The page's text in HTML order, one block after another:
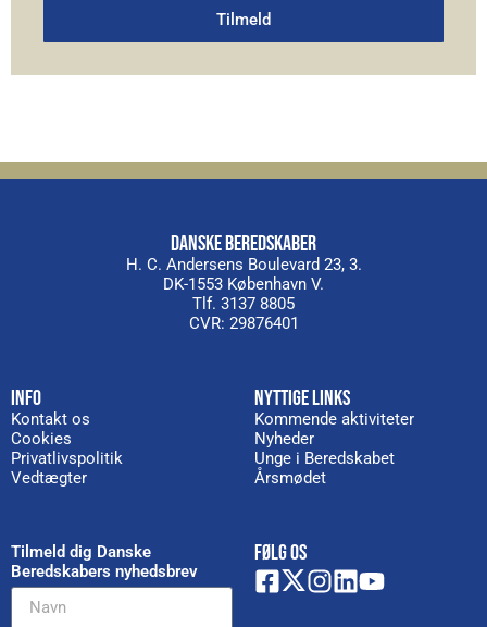
Tilmeld
DANSKE BEREDSKABER
H. C. Andersens Boulevard 23, 3.
DK-1553 København V.
Tlf. 3137 8805
CVR: 29876401
INFO
Kontakt os
Cookies
Privatlivspolitik
Vedtægter
NYTTIGE LINKS
Kommende aktiviteter
Nyheder
Unge i Beredskabet
Årsmødet
Tilmeld dig Danske
Beredskabers nyhedsbrev
FØLG OS